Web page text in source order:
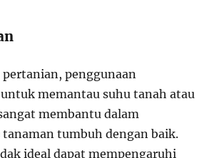
pertanian, penggunaan
memantau suhu tanah atau
membantu dalam
tumbuh dengan baik.
ideal dapat mempengaruhi